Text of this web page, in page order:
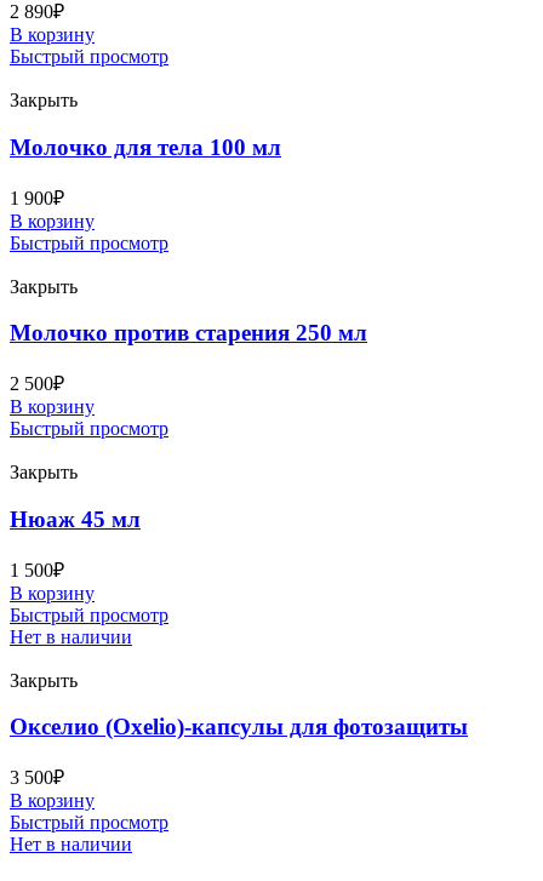
2 890₽
В корзину
Быстрый просмотр
Закрыть
Молочко для тела 100 мл
1 900₽
В корзину
Быстрый просмотр
Закрыть
Молочко против старения 250 мл
2 500₽
В корзину
Быстрый просмотр
Закрыть
Нюаж 45 мл
1 500₽
В корзину
Быстрый просмотр
Нет в наличии
Закрыть
Окселио (Oxelio)-капсулы для фотозащиты
3 500₽
В корзину
Быстрый просмотр
Нет в наличии